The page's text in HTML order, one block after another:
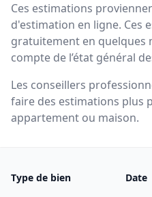
Ces estimations
d'estimation en ligne. Ces
gratuitement en quelques
compte de l’état général
Les conseillers
faire des estimations plus
appartement ou maison.
Type de bien Date